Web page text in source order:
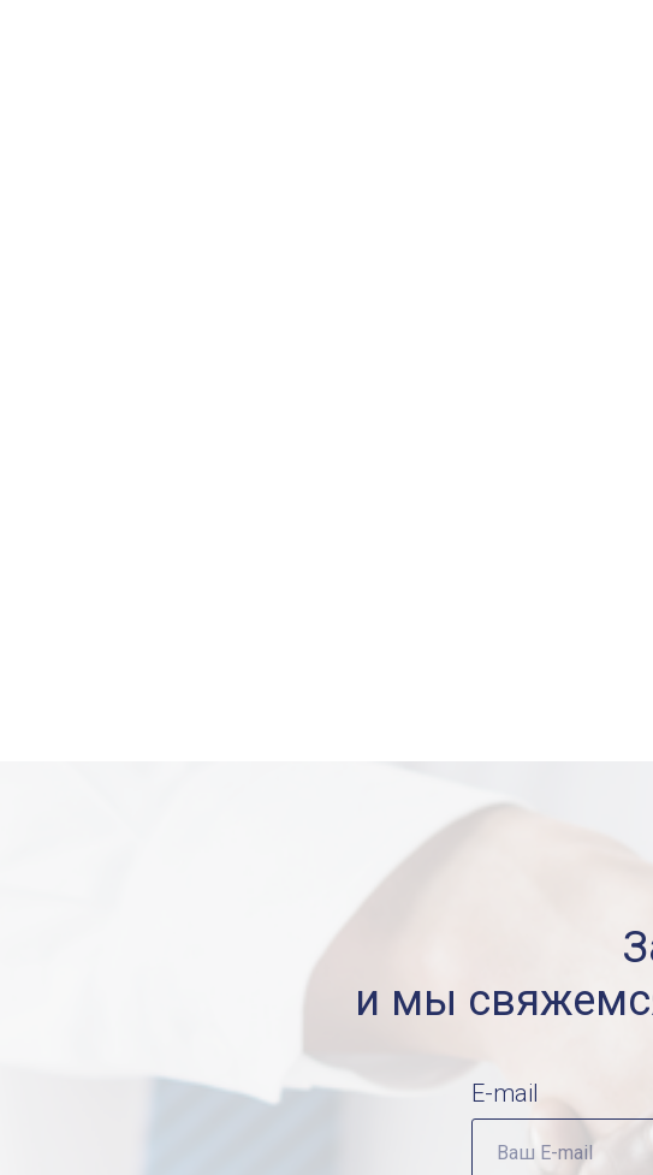
и мы
E-mail